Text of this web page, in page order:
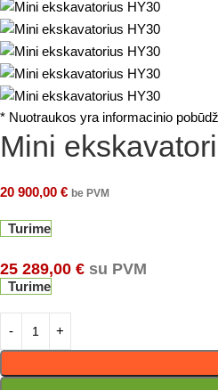
* Nuotraukos yra informacinio
Mini
20 900,00 € be PVM
Turime
25 289,00 € su PVM
Turime